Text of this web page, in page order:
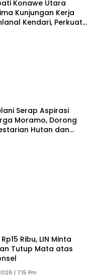
Konawe Utara
Kunjungan Kerja
Kendari, Perkuat
Serap Aspirasi
Moramo, Dorong
Hutan dan
Ribu, LIN Minta
Tutup Mata atas
| 7:15 Pm